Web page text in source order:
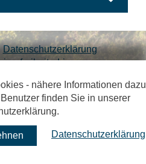
- nähere Informationen dazu
finden Sie in unserer
Datenschutzerklärung
Erklärung
Datenschutzerklärung
Lizenzen
aus in24Minuten
Hauptregion der Seite